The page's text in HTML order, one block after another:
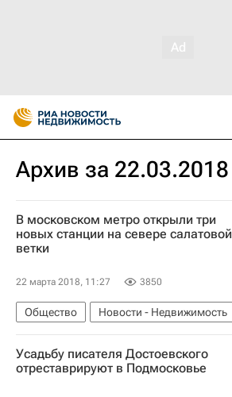
Архив за 22.03.2018
В московском метро открыли три
новых станции на севере салатовой
ветки
22 марта 2018, 11:27 3850
Общество
Новости - Недвижимость
Москва
Московский метрополитен
Инфраструктура
Усадьбу писателя Достоевского
отреставрируют в Подмосковье